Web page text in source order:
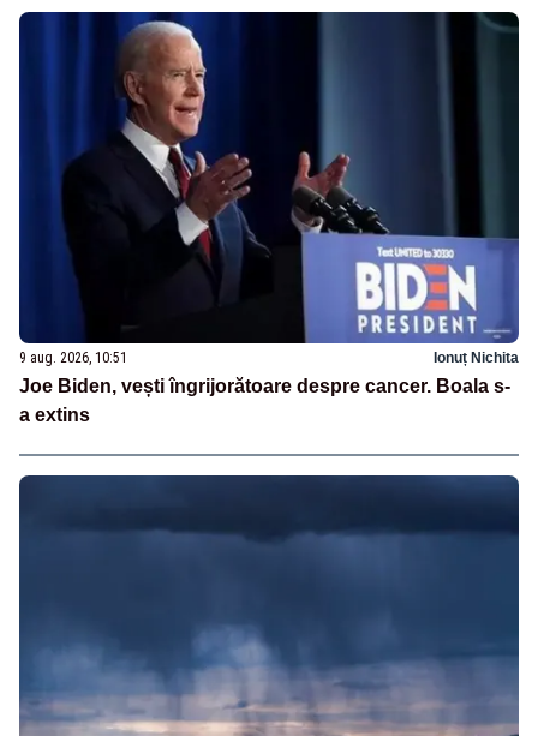
9 aug. 2026, 10:51 Ionuț Nichita
Joe Biden, vești îngrijorătoare despre cancer. Boala s-
a extins